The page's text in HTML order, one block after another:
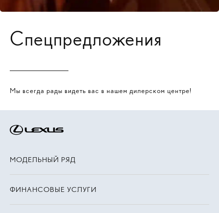
Спецпредложения
Мы всегда рады видеть вас в нашем дилерском центре!
МОДЕЛЬНЫЙ РЯД
ФИНАНСОВЫЕ УСЛУГИ